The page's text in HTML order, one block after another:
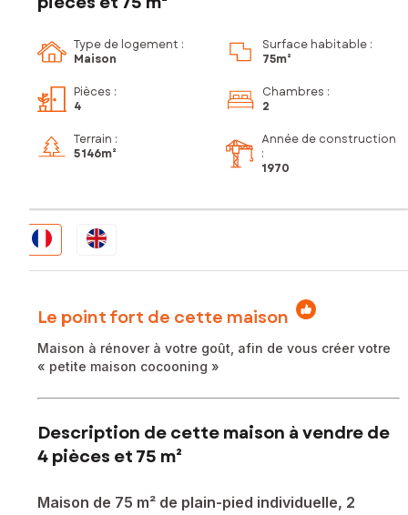
Type de logement :
Maison
Surface habitable :
75m²
Pièces :
4
Chambres :
2
Terrain :
5 146m²
Année de construction
:
1970
Le point fort de cette maison
Maison à rénover à votre goût, afin de vous créer votre
« petite maison cocooning »
Description de cette maison à vendre de
4 pièces et 75 m²
Maison de 75 m² de plain-pied individuelle, 2